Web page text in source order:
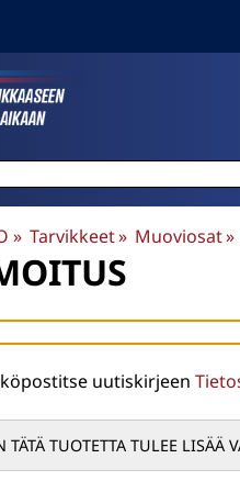
‪» Tarvikkeet‪» Muoviosat‪»
uutiskirjeen